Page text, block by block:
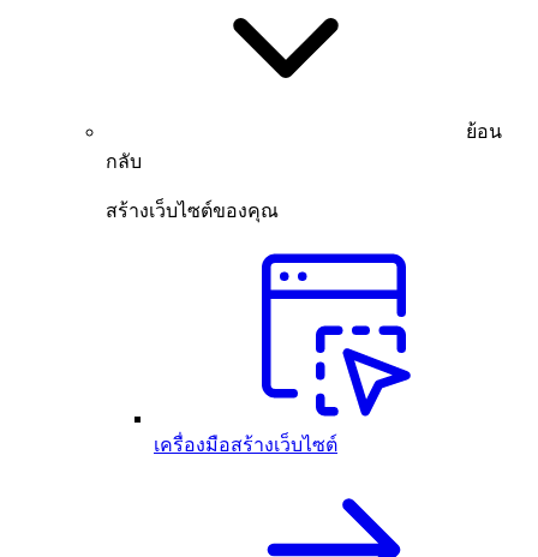
ย้อน
กลับ
สร้างเว็บไซต์ของคุณ
เครื่องมือสร้างเว็บไซต์